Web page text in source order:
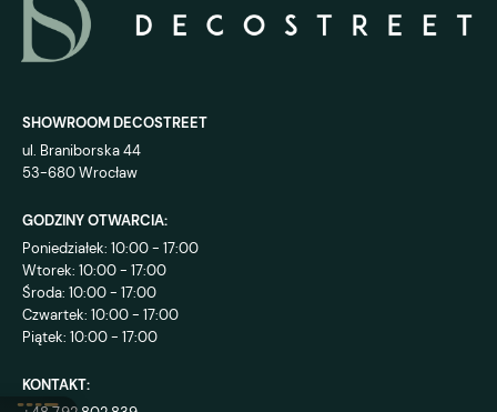
SHOWROOM DECOSTREET
ul. Braniborska 44
53-680 Wrocław
GODZINY OTWARCIA:
Poniedziałek: 10:00 - 17:00
Wtorek: 10:00 - 17:00
Środa: 10:00 - 17:00
Czwartek: 10:00 - 17:00
Piątek: 10:00 - 17:00
KONTAKT: